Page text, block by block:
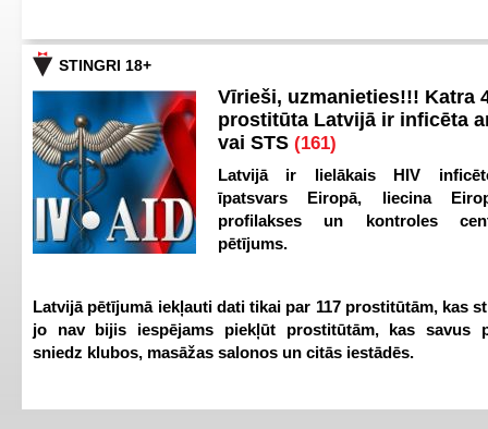
STINGRI 18+
Vīrieši, uzmanieties!!! Katra
prostitūta Latvijā ir inficēta
vai STS (161)
Latvijā ir lielākais HIV
īpatsvars Eiropā, liecina
profilakses un kontroles
pētījums.
Latvijā pētījumā iekļauti dati tikai par 117 prostitūtām, kas
jo nav bijis iespējams piekļūt prostitūtām, kas savus
sniedz klubos, masāžas salonos un citās iestādēs.